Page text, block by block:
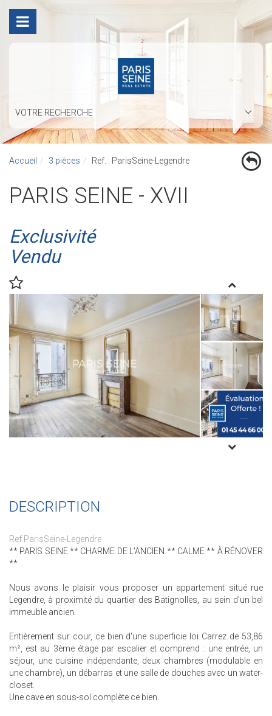
VOTRE RECHERCHE
Accueil 3 pièces Ref. : ParisSeine-Legendre
PARIS SEINE - XVII
Exclusivité
Vendu
DESCRIPTION
Ref ParisSeine-Legendre
** PARIS SEINE ** CHARME DE L'ANCIEN ** CALME ** À RÉNOVER
**
Nous avons le plaisir vous proposer un appartement situé rue
Legendre, à proximité du quartier des Batignolles, au sein d'un bel
immeuble ancien.
Entièrement sur cour, ce bien d'une superficie loi Carrez de 53,86
m², est au 3ème étage par escalier et comprend : une entrée, un
séjour, une cuisine indépendante, deux chambres (modulable en
une chambre), un débarras et une salle de douches avec un water-
closet.
Une cave en sous-sol complète ce bien.